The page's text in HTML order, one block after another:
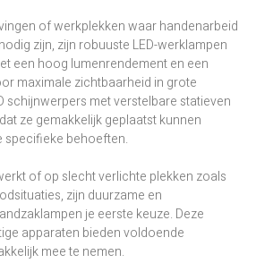
of werkplekken waar handenarbeid
zijn, zijn robuuste LED-werklampen
een hoog lumenrendement en een
maximale zichtbaarheid in grote
schijnwerpers met verstelbare statieven
ze gemakkelijk geplaatst kunnen
specifieke behoeften.
of op slecht verlichte plekken zoals
zijn duurzame en
je eerste keuze. Deze
apparaten bieden voldoende
mee te nemen.